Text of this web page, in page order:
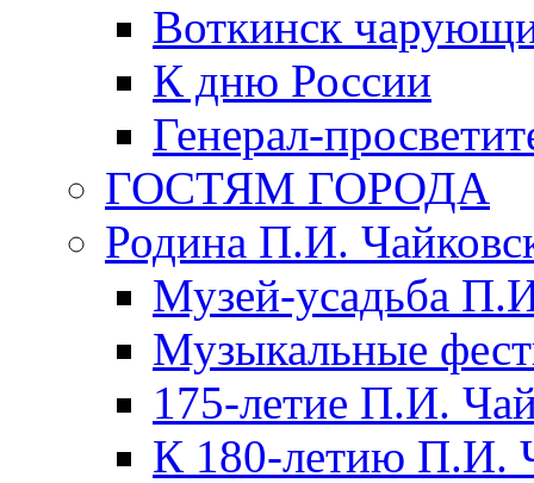
Воткинск
К дню России
Генерал-
ГОСТЯМ ГОРОДА
Родина П.И.
Музей-усадьба
Музыкальные
175-летие П.И.
К 180-летию П.И.